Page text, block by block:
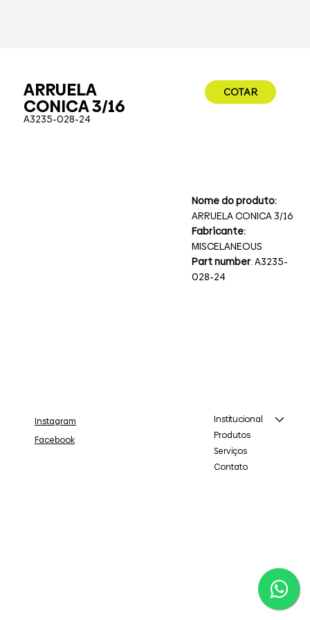
ARRUELA
CONICA 3/16
A3235-028-24
COTAR
Nome do produto:
ARRUELA CONICA 3/16
Fabricante:
MISCELANEOUS
Part number: A3235-
028-24
Institucional
Produtos
Serviços
Contato
Instagram
Facebook